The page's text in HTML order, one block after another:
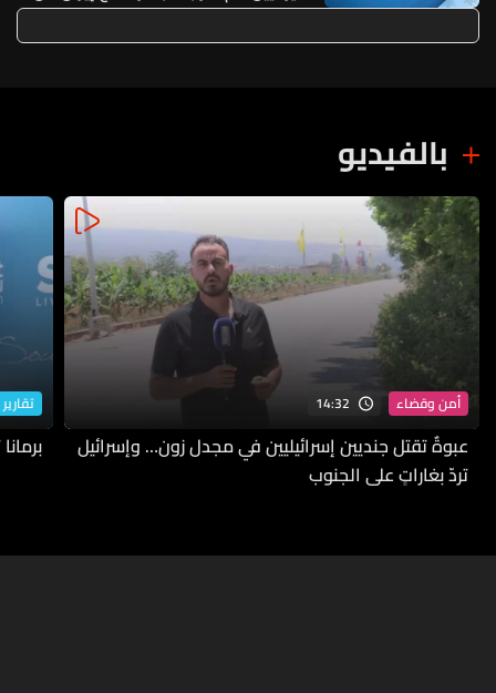
نقل الأسلحة عبره ويرجح استهداف
المزيد من الجسور
بالفيديو
أمن وقضاء 14:32
عبوةٌ تقتل جنديين إسرائيليين في مجدل زون… وإسرائيل
تردّ بغاراتٍ على الجنوب